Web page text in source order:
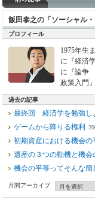
飯田泰之の「ソーシャル
プロフィール
1975年生
に『経済
に『論争
政策入門
過去の記事
最終回 経済学を勉強し
ゲームから降りる権利
初期資産における機会の
遺産の３つの動機と機会
機会の平等ってそんな
月間アーカイブ